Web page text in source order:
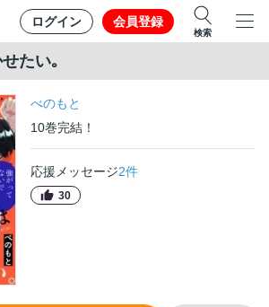
ログイン 会員登録
検索
たい｡
べのもと
10巻完結！
応援メッセージ2件
30